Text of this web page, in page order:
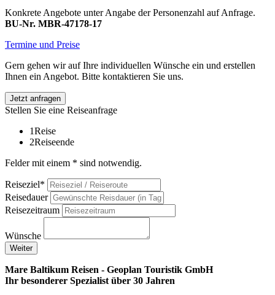
Konkrete Angebote unter Angabe der Personenzahl auf Anfrage.
BU-Nr. MBR-47178-17
Termine und Preise
Gern gehen wir auf Ihre individuellen Wünsche ein und erstellen
Ihnen ein Angebot. Bitte kontaktieren Sie uns.
Jetzt anfragen
Stellen Sie eine Reiseanfrage
1Reise
2Reiseende
Felder mit einem * sind notwendig.
Reiseziel*
Reisedauer
Reisezeitraum
Wünsche
Weiter
Mare Baltikum Reisen - Geoplan Touristik GmbH
Ihr besonderer Spezialist über 30 Jahren